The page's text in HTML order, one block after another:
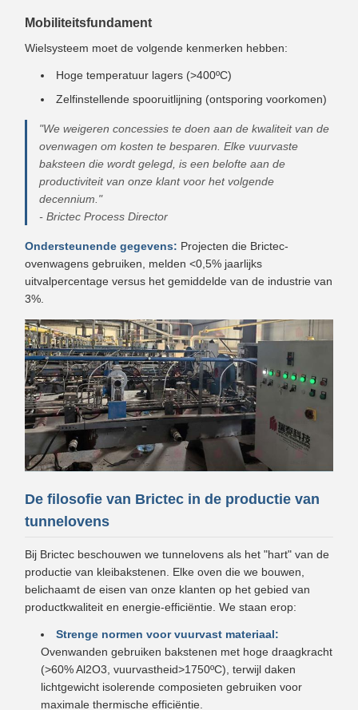
Mobiliteitsfundament
Wielsysteem moet de volgende kenmerken hebben:
Hoge temperatuur lagers (>400ºC)
Zelfinstellende spooruitlijning (ontsporing voorkomen)
"We weigeren concessies te doen aan de kwaliteit van de
ovenwagen om kosten te besparen. Elke vuurvaste
baksteen die wordt gelegd, is een belofte aan de
productiviteit van onze klant voor het volgende
decennium."
- Brictec Process Director
Ondersteunende gegevens: Projecten die Brictec-
ovenwagens gebruiken, melden <0,5% jaarlijks
uitvalpercentage versus het gemiddelde van de industrie van
3%.
De filosofie van Brictec in de productie van
tunnelovens
Bij Brictec beschouwen we tunnelovens als het "hart" van de
productie van kleibakstenen. Elke oven die we bouwen,
belichaamt de eisen van onze klanten op het gebied van
productkwaliteit en energie-efficiëntie. We staan erop:
Strenge normen voor vuurvast materiaal:
Ovenwanden gebruiken bakstenen met hoge draagkracht
(>60% Al2O3, vuurvastheid>1750ºC), terwijl daken
lichtgewicht isolerende composieten gebruiken voor
maximale thermische efficiëntie.